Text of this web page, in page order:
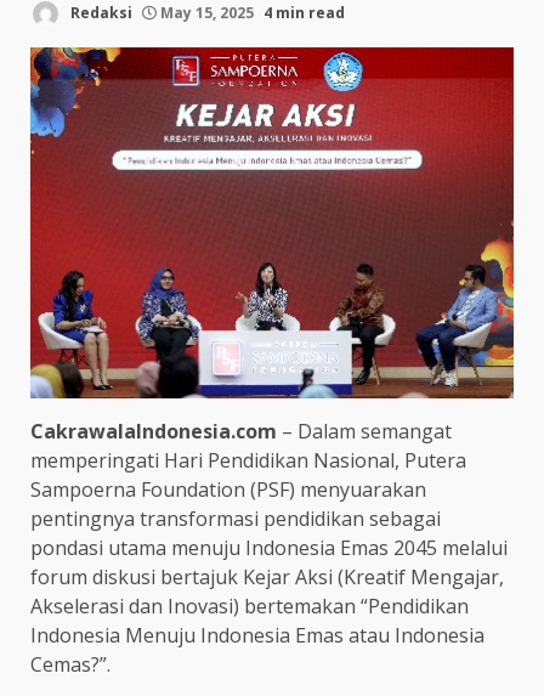
Redaksi May 15, 2025 4 min read
CakrawalaIndonesia.com – Dalam semangat
memperingati Hari Pendidikan Nasional, Putera
Sampoerna Foundation (PSF) menyuarakan
pentingnya transformasi pendidikan sebagai
pondasi utama menuju Indonesia Emas 2045 melalui
forum diskusi bertajuk Kejar Aksi (Kreatif Mengajar,
Akselerasi dan Inovasi) bertemakan “Pendidikan
Indonesia Menuju Indonesia Emas atau Indonesia
Cemas?”.